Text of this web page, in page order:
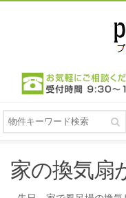
家の換気扇